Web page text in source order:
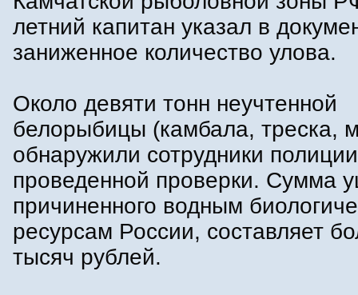
летний капитан указал в
заниженное количество улова.
Около девяти тонн неучтенной
белорыбицы (камбала, треска,
обнаружили сотрудники
проведенной проверки. Сумма
причиненного водным
ресурсам России, составляет
тысяч рублей.